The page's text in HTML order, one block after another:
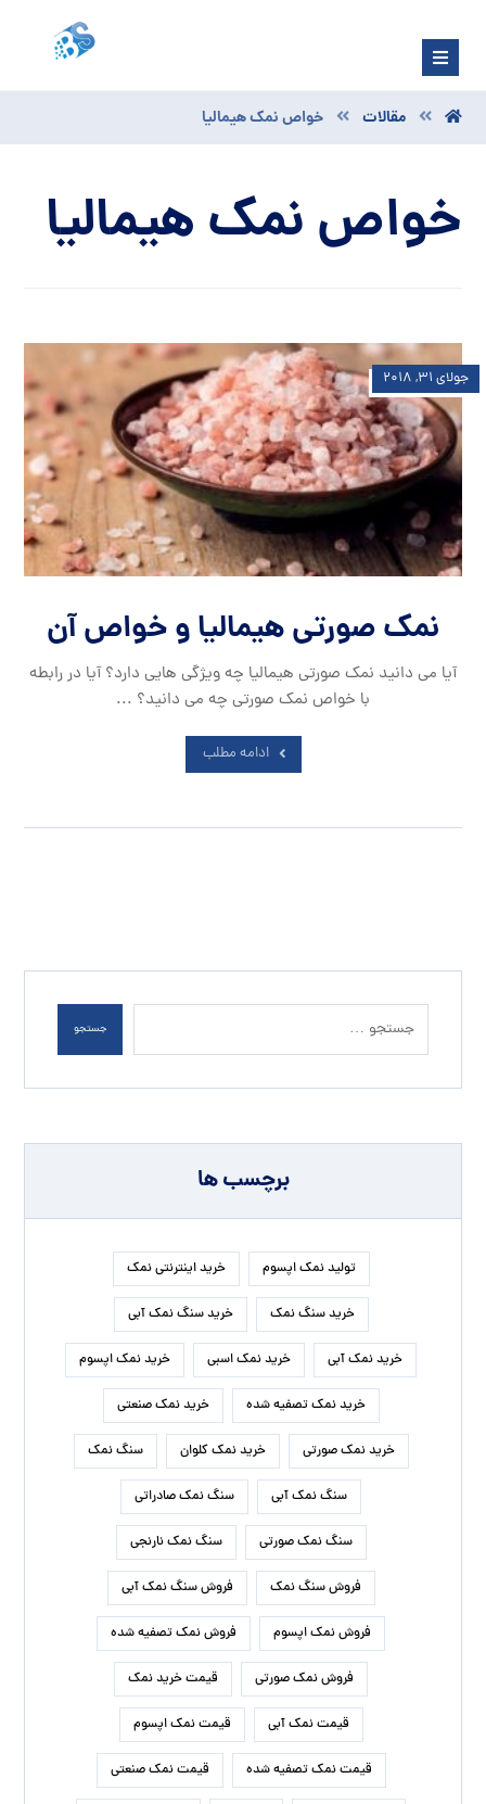
مقالات خواص نمک هیمالیا
خواص نمک هیمالیا
نمک صورتی هیمالیا و خواص آن
جولای ۳۱, ۲۰۱۸
آیا می دانید نمک صورتی هیمالیا چه ویژگی هایی دارد؟ آیا در رابطه
با خواص نمک صورتی چه می دانید؟ ...
ادامه مطلب
جستجو
برچسب ها
تولید نمک اپسوم خرید اینترنتی نمک
خرید سنگ نمک خرید سنگ نمک آبی
خرید نمک آبی خرید نمک اسبی خرید نمک اپسوم
خرید نمک تصفیه شده خرید نمک صنعتی
خرید نمک صورتی خرید نمک کلوان سنگ نمک
سنگ نمک آبی سنگ نمک صادراتی
سنگ نمک صورتی سنگ نمک نارنجی
فروش سنگ نمک فروش سنگ نمک آبی
فروش نمک اپسوم فروش نمک تصفیه شده
فروش نمک صورتی قیمت خرید نمک
قیمت نمک آبی قیمت نمک اپسوم
قیمت نمک تصفیه شده قیمت نمک صنعتی